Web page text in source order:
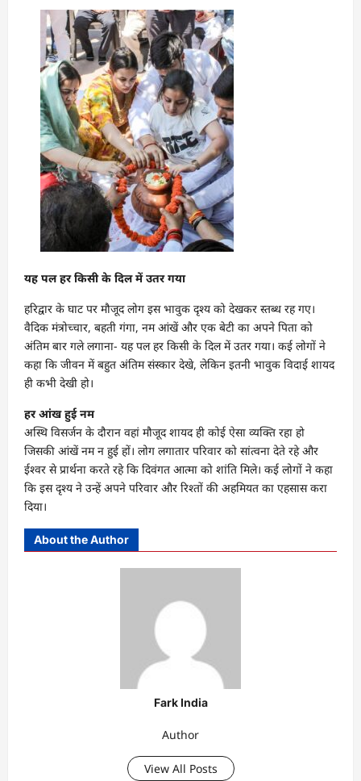
यह पल हर किसी के दिल में उतर गया
हरिद्वार के घाट पर मौजूद लोग इस भावुक दृश्य को देखकर स्तब्ध रह गए।
वैदिक मंत्रोच्चार, बहती गंगा, नम आंखें और एक बेटी का अपने पिता को
अंतिम बार गले लगाना- यह पल हर किसी के दिल में उतर गया। कई लोगों ने
कहा कि जीवन में बहुत अंतिम संस्कार देखे, लेकिन इतनी भावुक विदाई शायद
ही कभी देखी हो।
हर आंख हुई नम
अस्थि विसर्जन के दौरान वहां मौजूद शायद ही कोई ऐसा व्यक्ति रहा हो
जिसकी आंखें नम न हुई हों। लोग लगातार परिवार को सांत्वना देते रहे और
ईश्वर से प्रार्थना करते रहे कि दिवंगत आत्मा को शांति मिले। कई लोगों ने कहा
कि इस दृश्य ने उन्हें अपने परिवार और रिश्तों की अहमियत का एहसास करा
दिया।
About the Author
Fark India
Author
View All Posts